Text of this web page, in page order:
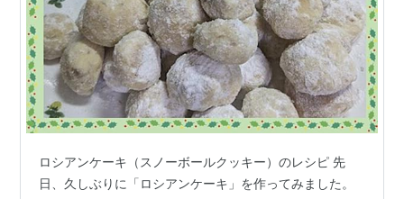
ロシアンケーキ（スノーボールクッキー）のレシピ 先
日、久しぶりに「ロシアンケーキ」を作ってみました。